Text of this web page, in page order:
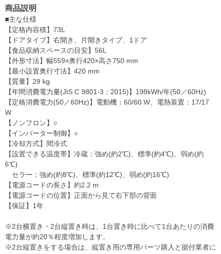
商品説明
■主な仕様
【定格内容積】73L
【ドアタイプ】右開き、片開きタイプ、1ドア
【食品収納スペースの目安】56L
【外形寸法】幅559×奥行420×高さ750 mm
【最小設置奥行寸法】420 mm
【質量】29 kg
【年間消費電力量(JIS C 9801-3：2015)】198kWh/年(50／60Hz)
【定格消費電力(50／60Hz)】電動機：60/60 W、電熱装置：17/17
W
【ノンフロン】○
【インバーター制御】○
【冷却方式】間冷式
【設置できる温度帯】冷蔵：強め(約2℃)、標準(約4℃)、弱め(約
6℃)
セラー：強め(約8℃)、標準(約12℃)、弱め(約16℃)
【電源コードの長さ】約2.2 m
【電源コードの位置】正面から見て右下部の背面
【保証】1年
※2台横置き・2台縦置き時は、1台置き時に比べて1台あたりの消費
電力量が約20％程度増加します。
※2台縦置きをする場合は、縦置き用の専用パーツ購入と据付業者に